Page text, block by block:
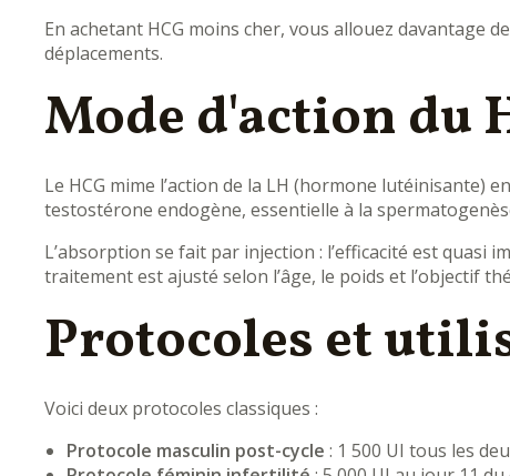
En achetant HCG moins cher, vous allouez
déplacements.
Mode d'action du
Le HCG mime l’action de la LH (hormone lutéinisante)
testostérone endogène, essentielle à la
L’absorption se fait par injection : l’efficacité est quasi
traitement est ajusté selon l’âge, le poids et l’objectif
Protocoles et
Voici deux protocoles classiques :
Protocole masculin post-cycle : 1 500 UI tous les